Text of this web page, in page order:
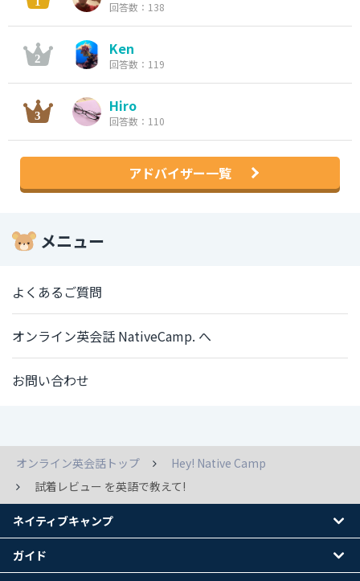
回答数：138
Ken
回答数：119
Hiro
回答数：110
アドバイザー一覧
メニュー
よくあるご質問
オンライン英会話 NativeCamp. へ
お問い合わせ
オンライン英会話トップ
Hey! Native Camp
試着レビュー を英語で教えて!
ネイティブキャンプ
ガイド